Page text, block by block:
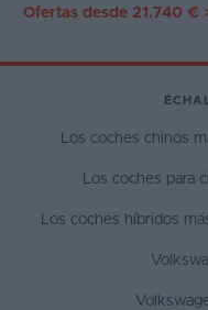
Ofertas desde 21.740 €
Los coches chinos
Los coches para
Los coches híbridos